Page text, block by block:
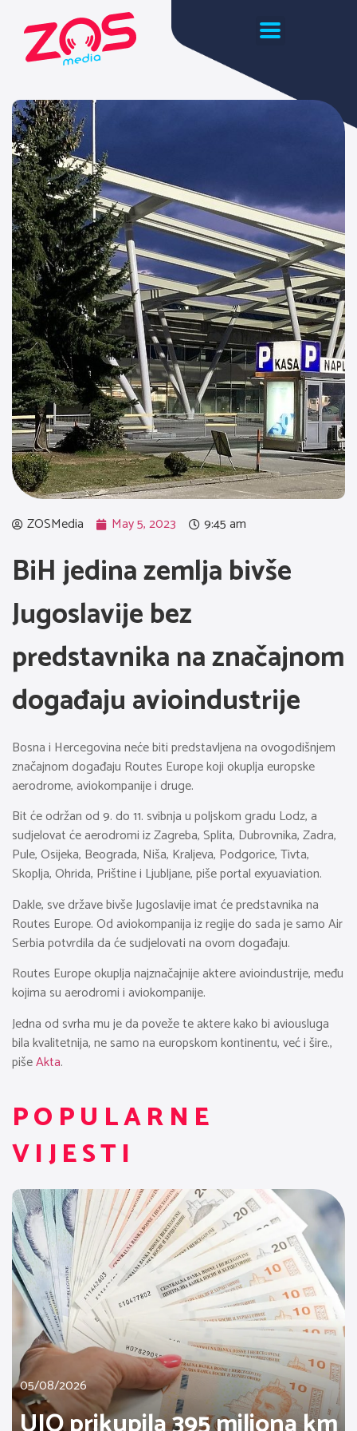
ZOSMedia May 5, 2023 9:45 am
BiH jedina zemlja bivše
Jugoslavije bez
predstavnika na značajnom
događaju avioindustrije
Bosna i Hercegovina neće biti predstavljena na ovogodišnjem
značajnom događaju Routes Europe koji okuplja europske
aerodrome, aviokompanije i druge.
Bit će održan od 9. do 11. svibnja u poljskom gradu Lodz, a
sudjelovat će aerodromi iz Zagreba, Splita, Dubrovnika, Zadra,
Pule, Osijeka, Beograda, Niša, Kraljeva, Podgorice, Tivta,
Skoplja, Ohrida, Prištine i Ljubljane, piše portal exyuaviation.
Dakle, sve države bivše Jugoslavije imat će predstavnika na
Routes Europe. Od aviokompanija iz regije do sada je samo Air
Serbia potvrdila da će sudjelovati na ovom događaju.
Routes Europe okuplja najznačajnije aktere avioindustrije, među
kojima su aerodromi i aviokompanije.
Jedna od svrha mu je da poveže te aktere kako bi aviousluga
bila kvalitetnija, ne samo na europskom kontinentu, već i šire.,
pišeAkta.
POPULARNE
VIJESTI
05/08/2026